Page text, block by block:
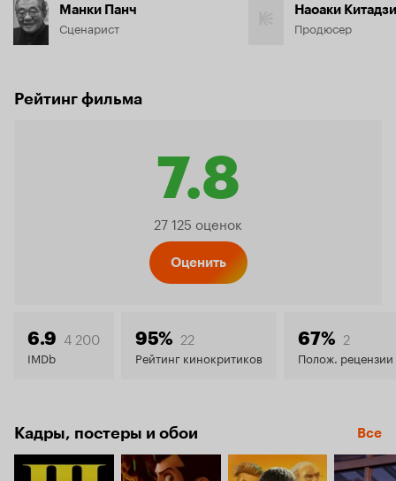
Манки Панч
Сценарист
Наоаки
Продюсер
Рейтинг фильма
7.8
Рейтинг
7.8
27 125 оценок
Оценить
6.9 4 200
IMDb
95% 22
Рейтинг кинокритиков
67% 2
Полож. рецензии
Кадры, постеры и обои Все